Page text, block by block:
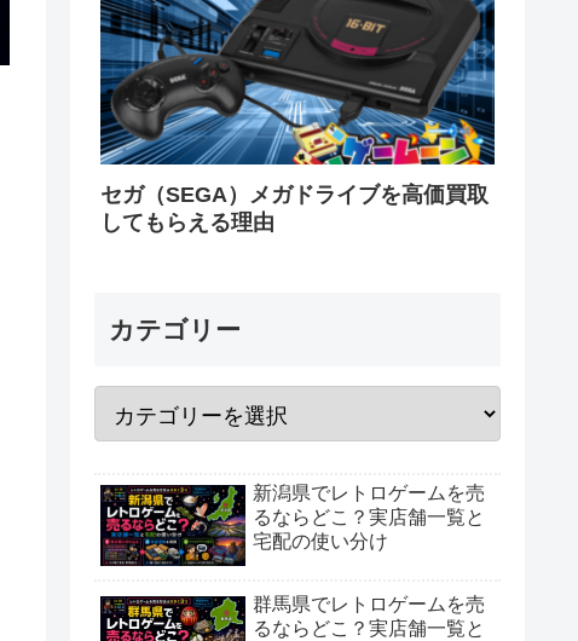
セガ（SEGA）メガドライブを高価買取
してもらえる理由
カテゴリー
新潟県でレトロゲームを売
るならどこ？実店舗一覧と
宅配の使い分け
群馬県でレトロゲームを売
るならどこ？実店舗一覧と